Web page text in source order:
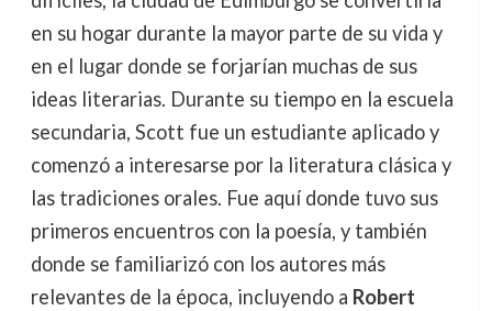
en su hogar durante la mayor parte de su vida y
en el lugar donde se forjarían muchas de sus
ideas literarias. Durante su tiempo en la escuela
secundaria, Scott fue un estudiante aplicado y
comenzó a interesarse por la literatura clásica y
las tradiciones orales. Fue aquí donde tuvo sus
primeros encuentros con la poesía, y también
donde se familiarizó con los autores más
relevantes de la época, incluyendo a Robert